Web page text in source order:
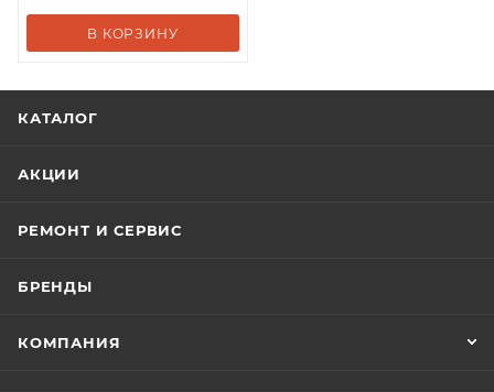
В КОРЗИНУ
КАТАЛОГ
АКЦИИ
РЕМОНТ И СЕРВИС
БРЕНДЫ
КОМПАНИЯ